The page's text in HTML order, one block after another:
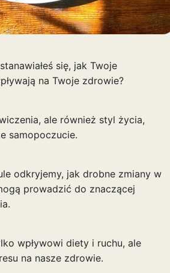
się, jak Twoje
na Twoje zdrowie?
ale również styl życia,
samopoczucie.
odkryjemy, jak drobne zmiany w
prowadzić do znaczącej
wpływowi diety i ruchu, ale
na nasze zdrowie.